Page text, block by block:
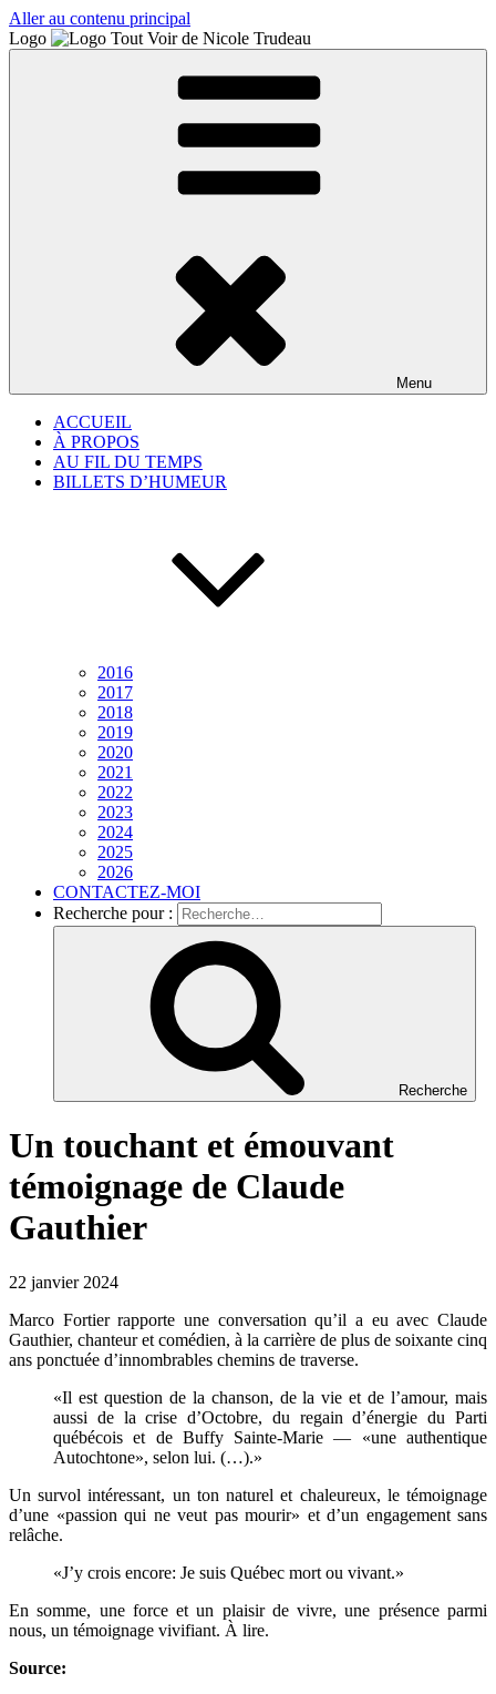
Aller au contenu principal
Logo
Menu
ACCUEIL
À PROPOS
AU FIL DU TEMPS
BILLETS D’HUMEUR
2016
2017
2018
2019
2020
2021
2022
2023
2024
2025
2026
CONTACTEZ-MOI
Recherche pour :
Recherche
Un touchant et émouvant
témoignage de Claude
Gauthier
22 janvier 2024
Marco Fortier rapporte une conversation qu’il a eu avec Claude
Gauthier, chanteur et comédien, à la carrière de plus de soixante cinq
ans ponctuée d’innombrables chemins de traverse.
«Il est question de la chanson, de la vie et de l’amour, mais
aussi de la crise d’Octobre, du regain d’énergie du Parti
québécois et de Buffy Sainte-Marie — «une authentique
Autochtone», selon lui. (…).»
Un survol intéressant, un ton naturel et chaleureux, le témoignage
d’une «passion qui ne veut pas mourir» et d’un engagement sans
relâche.
«J’y crois encore: Je suis Québec mort ou vivant.»
En somme, une force et un plaisir de vivre, une présence parmi
nous, un témoignage vivifiant. À lire.
Source: